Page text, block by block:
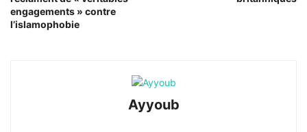
engagements » contre
l’islamophobie
Ayyoub